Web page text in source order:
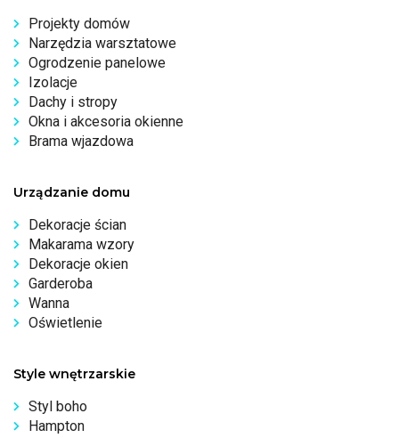
Projekty domów
Narzędzia warsztatowe
Ogrodzenie panelowe
Izolacje
Dachy i stropy
Okna i akcesoria okienne
Brama wjazdowa
Urządzanie domu
Dekoracje ścian
Makarama wzory
Dekoracje okien
Garderoba
Wanna
Oświetlenie
Style wnętrzarskie
Styl boho
Hampton